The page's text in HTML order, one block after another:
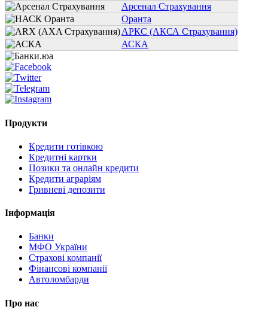
Арсенал Страхування
Оранта
АРКС (АКСА Страхування)
АСКА
Продукти
Кредити готівкою
Кредитні картки
Позики та онлайн кредити
Кредити аграріям
Гривневі депозити
Інформація
Банки
МФО України
Страхові компанії
Фінансові компанії
Автоломбарди
Про нас